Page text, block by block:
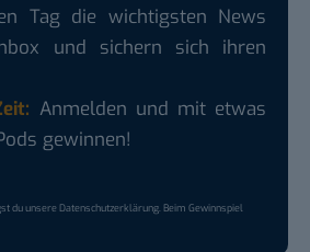
Tag die wichtigsten News
und sichern sich ihren
Anmelden und mit etwas
gewinnen!
du unsereDatenschutzerklärung. Beim Gewinnspiel